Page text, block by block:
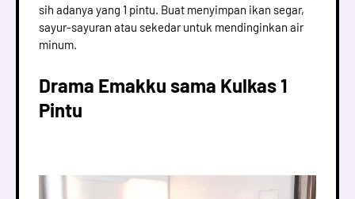
sih adanya yang 1 pintu. Buat menyimpan ikan segar,
sayur-sayuran atau sekedar untuk mendinginkan air
minum.
Drama Emakku sama Kulkas 1
Pintu